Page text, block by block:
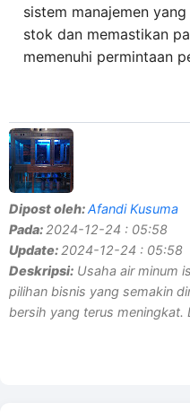
sistem manajemen
stok dan memastikan
memenuhi permintaan
Dipost oleh:Afandi Kusuma
Pada: 2024-12-24 : 05:58
Update: 2024-12-24 : 05:58
Deskripsi: Usaha air minum
pilihan bisnis yang semakin
bersih yang terus meningkat.